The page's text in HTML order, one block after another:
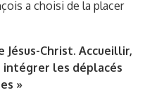
a choisi de la placer
Jésus-Christ. Accueillir,
les déplacés
»